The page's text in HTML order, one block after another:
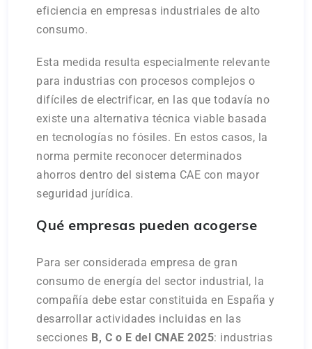
eficiencia en empresas industriales de alto
consumo.
Esta medida resulta especialmente relevante
para industrias con procesos complejos o
difíciles de electrificar, en las que todavía no
existe una alternativa técnica viable basada
en tecnologías no fósiles. En estos casos, la
norma permite reconocer determinados
ahorros dentro del sistema CAE con mayor
seguridad jurídica.
Qué empresas pueden acogerse
Para ser considerada empresa de gran
consumo de energía del sector industrial, la
compañía debe estar constituida en España y
desarrollar actividades incluidas en las
secciones B, C o E del CNAE 2025: industrias